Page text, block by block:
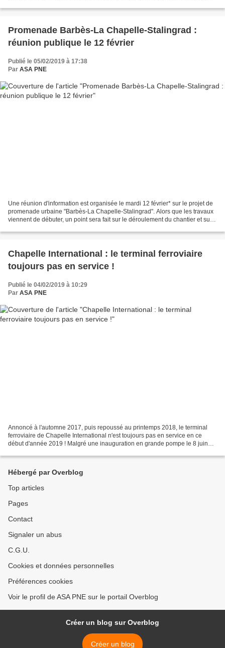
Promenade Barbès-La Chapelle-Stalingrad :
réunion publique le 12 février
Publié le 05/02/2019 à 17:38
Par ASA PNE
Une réunion d'information est organisée le mardi 12 février* sur le projet de
promenade urbaine "Barbès-La Chapelle-Stalingrad". Alors que les travaux
viennent de débuter, un point sera fait sur le déroulement du chantier et sur
Chapelle International : le terminal ferroviaire
toujours pas en service !
Publié le 04/02/2019 à 10:29
Par ASA PNE
Annoncé à l'automne 2017, puis repoussé au printemps 2018, le terminal
ferroviaire de Chapelle International n'est toujours pas en service en ce
début d'année 2019 ! Malgré une inauguration en grande pompe le 8 juin
Hébergé par Overblog
Top articles
Pages
Contact
Signaler un abus
C.G.U.
Cookies et données personnelles
Préférences cookies
Voir le profil de ASA PNE sur le portail Overblog
Créer un blog sur Overblog
Créer un blog